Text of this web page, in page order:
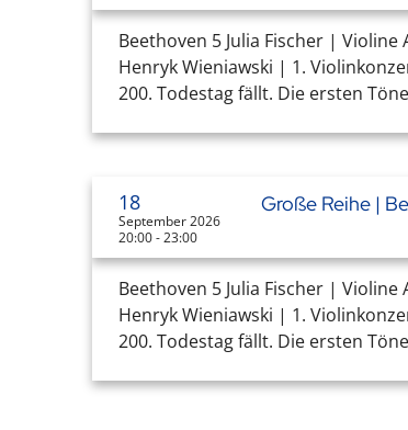
Beethoven 5 Julia Fischer |
Henryk Wieniawski | 1.
200. Todestag fällt. Die ersten
18
September 2026
20:00 - 23:00
Große Reihe |
Beethoven 5 Julia Fischer |
Henryk Wieniawski | 1.
200. Todestag fällt. Die ersten